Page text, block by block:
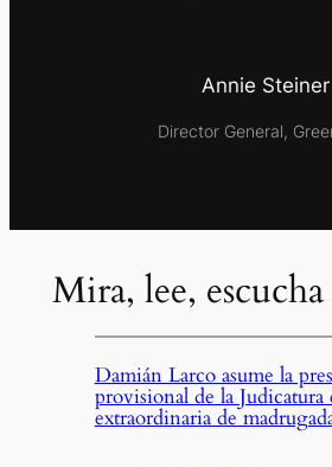
Annie Steiner
Director General,
Mira, lee, escucha
Damián Larco asume la
provisional de la Judicatura
extraordinaria de